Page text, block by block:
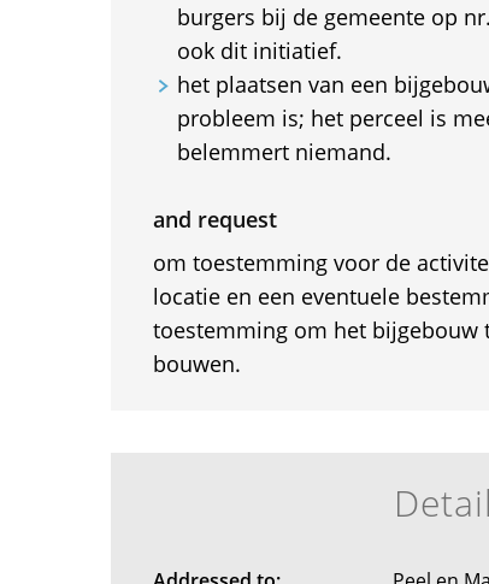
burgers bij de gemeente op
ook dit initiatief.
het plaatsen van een
probleem is; het perceel is
belemmert niemand.
and request
om toestemming voor de
locatie en een eventuele
toestemming om het bijgebouw
bouwen.